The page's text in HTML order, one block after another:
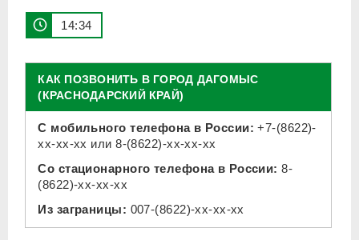
14:34
КАК ПОЗВОНИТЬ В ГОРОД ДАГОМЫС
(КРАСНОДАРСКИЙ КРАЙ)
С мобильного телефона в России: +7-(8622)-
xx-xx-xx или8-(8622)-xx-xx-xx
Со стационарного телефона в России: 8-
(8622)-xx-xx-xx
Из заграницы: 007-(8622)-xx-xx-xx